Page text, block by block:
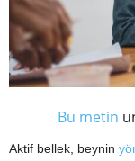
Bu metin
Aktif bellek, beynin